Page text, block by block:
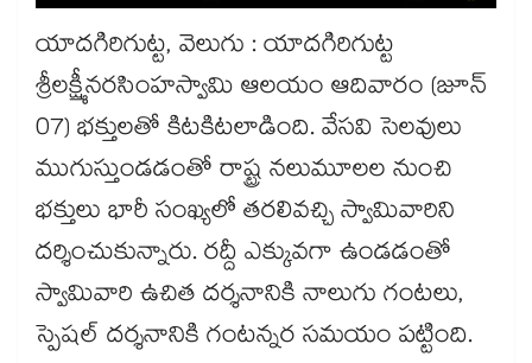
యాదగిరిగుట్ట, వెలుగు : యాదగిరిగుట్ట
శ్రీలక్ష్మీనరసింహస్వామి ఆలయం ఆదివారం (జూన్
07) భక్తులతో కిటకిటలాడింది. వేసవి సెలవులు
ముగుస్తుండడంతో రాష్ట్ర నలుమూలల నుంచి
భక్తులు భారీ సంఖ్యలో తరలివచ్చి స్వామివారిని
దర్శించుకున్నారు. రద్దీ ఎక్కువగా ఉండడంతో
స్వామివారి ఉచిత దర్శనానికి నాలుగు గంటలు,
స్పెషల్‌‌‌‌ దర్శనానికి గంటన్నర సమయం పట్టింది.